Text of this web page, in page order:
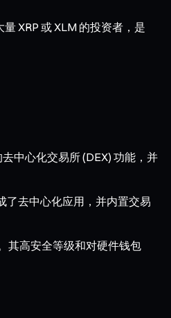
XRP 或 XLM 的投资者，是
中心化交易所 (DEX) 功能，并
了去中心化应用，并内置交易
其高安全等级和对硬件钱包